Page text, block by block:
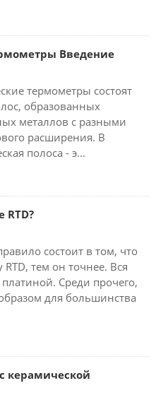
Введение
термометры состоят
образованных
металлов с разными
расширения. В
полоса - э...
RTD?
состоит в том, что
тем он точнее. Вся
платиной. Среди прочего,
для большинства
керамической